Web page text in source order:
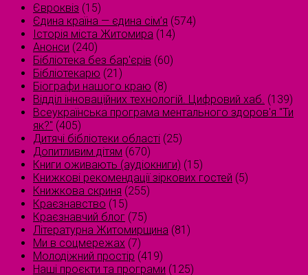
Євроквіз (15)
Єдина країна — єдина сім’я (574)
Історія міста Житомира (14)
Анонси (240)
Бібліотека без бар'єрів (60)
Бібліотекарю (21)
Біографи нашого краю (8)
Відділ інноваційних технологій. Цифровий хаб. (139)
Всеукраїнська програма ментального здоров'я "Ти
як?" (405)
Дитячі бібліотеки області (25)
Допитливим дітям (670)
Книги оживають (аудіокниги) (15)
Книжкові рекомендації зіркових гостей (5)
Книжкова скриня (255)
Краєзнавство (15)
Краєзнавчий блог (75)
Літературна Житомирщина (81)
Ми в соцмережах (7)
Молодіжний простір (419)
Наші проєкти та програми (125)